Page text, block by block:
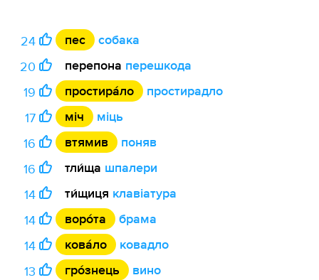
24 пес
собака
20
перепона перешкода
19
простира́ло
простирадло
17
міч
міць
16
втямив
поняв
16
тли́ща шпалери
14
ти́щиця клавіатура
14
воро́та
брама
14
кова́ло
ковадло
13
гро́знець
вино